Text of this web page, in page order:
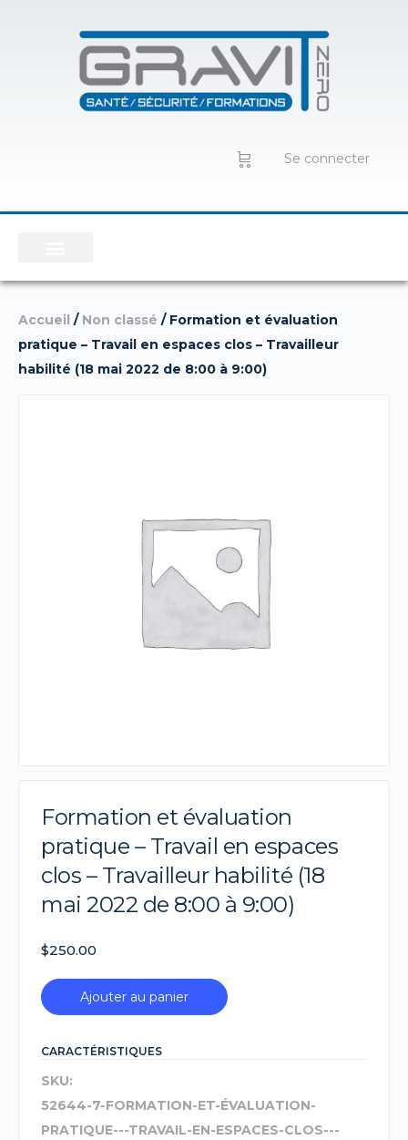
Se connecter
Accueil / Non classé / Formation et évaluation
pratique – Travail en espaces clos – Travailleur
habilité (18 mai 2022 de 8:00 à 9:00)
Formation et évaluation
pratique – Travail en espaces
clos – Travailleur habilité (18
mai 2022 de 8:00 à 9:00)
$250.00
Ajouter au panier
CARACTÉRISTIQUES
SKU:
52644-7-FORMATION-ET-ÉVALUATION-
PRATIQUE---TRAVAIL-EN-ESPACES-CLOS---